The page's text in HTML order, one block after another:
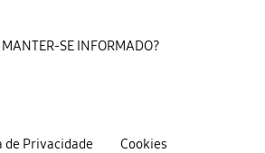
de Privacidade Cookies
MANTER-SE INFORMADO?